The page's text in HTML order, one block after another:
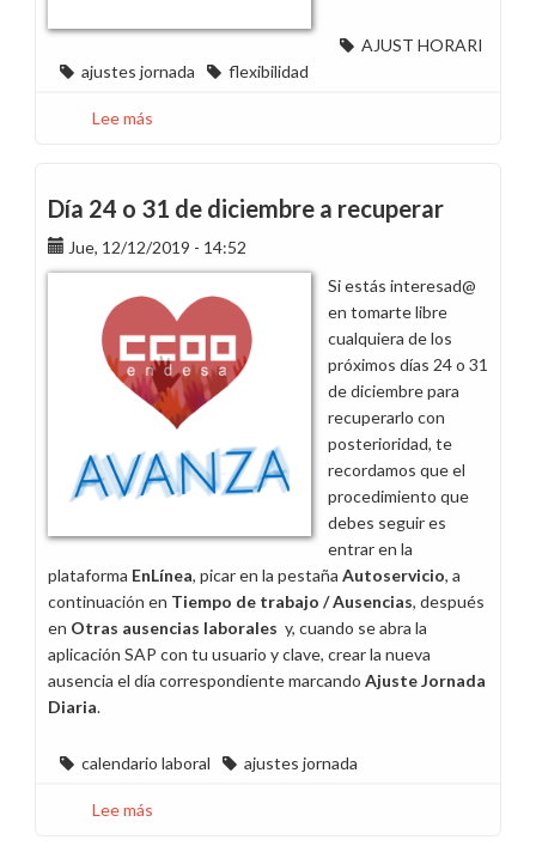
AJUST HORARI
ajustes jornada
flexibilidad
Lee más
signa
l'Ajust
Horari
del
2023
Día 24 o 31 de diciembre a recuperar
Jue, 12/12/2019 - 14:52
Si estás interesad@
en tomarte libre
cualquiera de los
próximos días 24 o 31
de diciembre para
recuperarlo con
posterioridad, te
recordamos que el
procedimiento que
debes seguir es
entrar en la
plataforma EnLínea, picar en la pestaña Autoservicio, a
continuación en Tiempo de trabajo / Ausencias, después
en Otras ausencias laborales y, cuando se abra la
aplicación SAP con tu usuario y clave, crear la nueva
ausencia el día correspondiente marcando Ajuste Jornada
Diaria.
calendario laboral ajustes jornada
Lee más